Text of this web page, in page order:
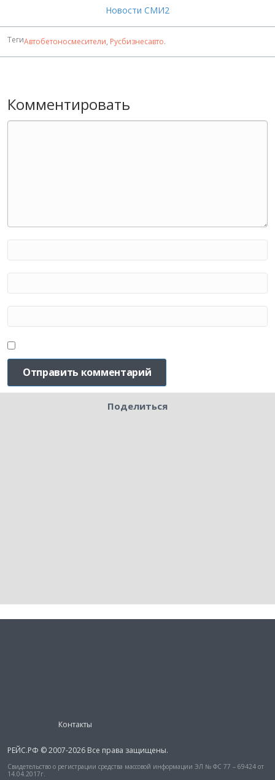
Новости СМИ2
ТегиАвтобетоносмесители, Русбизнесавто.
Комментировать
Поделиться
Контакты
РЕЙС.РФ © 2007-2026 Все права защищены.
Свидетельство о регистрации средства массовой информации ЭЛ № ФС 77 – 69424 от
14.04.2017г.